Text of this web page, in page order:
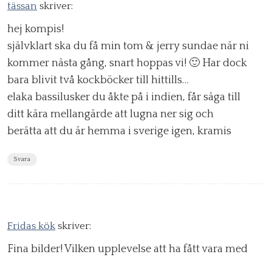
tässan skriver:
hej kompis!
självklart ska du få min tom & jerry sundae när ni
kommer nästa gång, snart hoppas vi! 🙂 Har dock
bara blivit två kockböcker till hittills…
elaka bassilusker du åkte på i indien, får säga till
ditt kära mellangärde att lugna ner sig och
berätta att du är hemma i sverige igen, kramis
Svara
Fridas kök skriver:
Fina bilder! Vilken upplevelse att ha fått vara med